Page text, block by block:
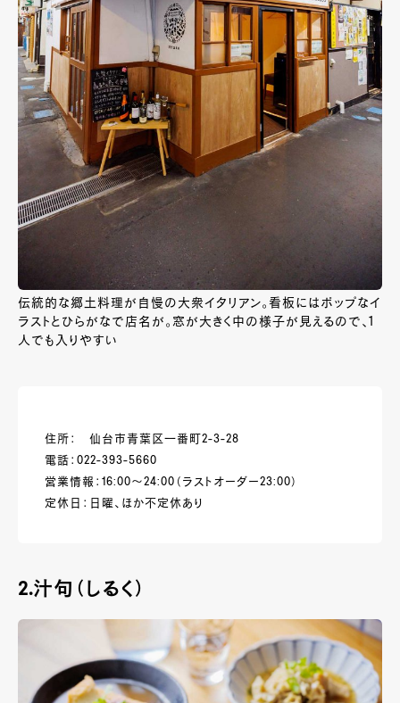
伝統的な郷土料理が自慢の大衆イタリアン。看板にはポップなイ
ラストとひらがなで店名が。窓が大きく中の様子が見えるので、1
人でも入りやすい
住所： 仙台市青葉区一番町2-3-28
電話：022-393-5660
営業情報：16:00～24:00（ラストオーダー23:00）
定休日：日曜、ほか不定休あり
2.汁句（しるく）